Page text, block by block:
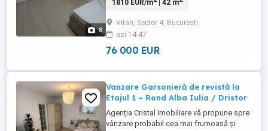
8
situată într-un imobil finalizat în 2023, care
secolului XXI. Proprietatea redefinește
spațiul garsonierei, oferind o suprafață
totală generoasă ...
1810 EUR/m | 42 m
Vitan, Sector 4, Bucuresti
azi 14:47
76 000 EUR
Vanzare Garsonieră de revistă la
Etajul 1 – Rond Alba Iulia / Dristor
Agenția Cristal Imobiliare vă propune spre
vânzare probabil cea mai frumoasă și